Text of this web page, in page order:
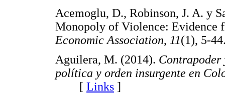
Acemoglu, D., Robinson, J. A. y
Monopoly of Violence: Evidence
Economic Association, 11(1),
Aguilera, M. (2014).
política y orden insurgente en
[ Links ]